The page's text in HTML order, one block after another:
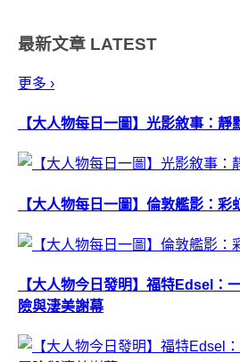
最新文章 LATEST
更多 ›
【大人物每日一圖】光影敘事：靜
【大人物每日一圖】倫敦艦影：彩
【大人物今日發明】福特Edsel：
險與淒美謝幕